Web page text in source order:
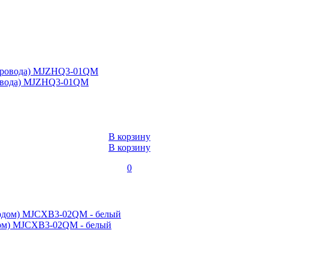
MJZHQ3-01QM
В корзину
В корзину
0
MJCXB3-02QM - белый